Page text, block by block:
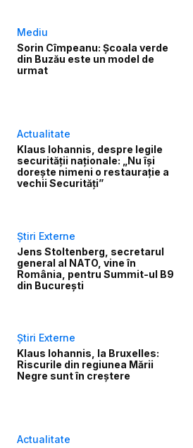
Mediu
Sorin Cîmpeanu: Școala verde
din Buzău este un model de
urmat
Actualitate
Klaus Iohannis, despre legile
securității naționale: „Nu îşi
doreşte nimeni o restauraţie a
vechii Securităţi”
Știri Externe
Jens Stoltenberg, secretarul
general al NATO, vine în
România, pentru Summit-ul B9
din București
Știri Externe
Klaus Iohannis, la Bruxelles:
Riscurile din regiunea Mării
Negre sunt în creştere
Actualitate